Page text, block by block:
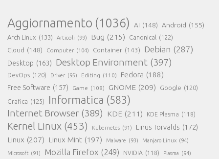
Aggiornamento (1036) AI (148) Android (155)
Arch Linux (133) Articoli (99) Bug (215) Canonical (122)
Cloud (148) Computer (104) Container (143) Debian (287)
Desktop (163) Desktop Environment (397)
DevOps (120) Driver (95) Editing (110) Fedora (188)
Free Software (157) Game (108) GNOME (209) Google (120)
Grafica (125) Informatica (583)
Internet Browser (389) KDE (211) KDE Plasma (118)
Kernel Linux (453) Kubernetes (91) Linus Torvalds (172)
Linux (207) Linux Mint (197) Malware (93) Manjaro Linux (94)
Microsoft (91) Mozilla Firefox (249) NVIDIA (118) Plasma (94)